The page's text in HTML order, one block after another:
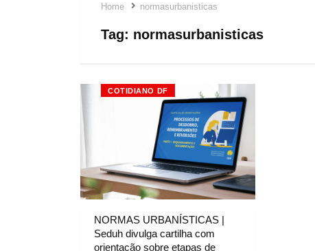
Home normasurbanisticas
Tag: normasurbanisticas
COTIDIANO DF
NORMAS URBANÍSTICAS |
Seduh divulga cartilha com
orientação sobre etapas de